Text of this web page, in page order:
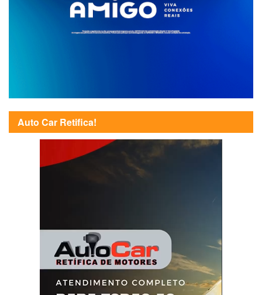
Auto Car Retifica!